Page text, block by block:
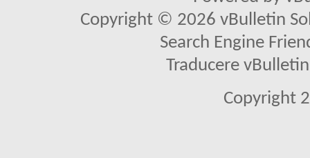
Copyright © 2026 vBulletin
Search Engine
Traducere
Copyright